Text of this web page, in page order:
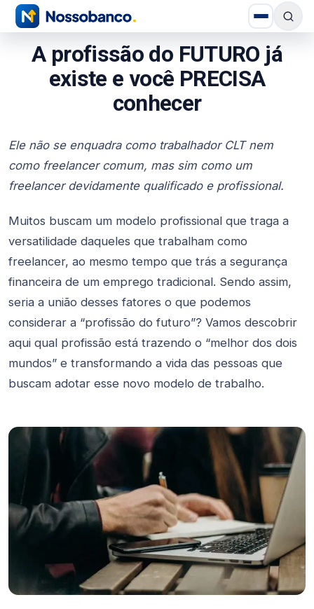
A profissão do FUTURO já
existe e você PRECISA
conhecer
Ele não se enquadra como trabalhador CLT nem
como freelancer comum, mas sim como um
freelancer devidamente qualificado e profissional.
Muitos buscam um modelo profissional que traga a
versatilidade daqueles que trabalham como
freelancer, ao mesmo tempo que trás a segurança
financeira de um emprego tradicional. Sendo assim,
seria a união desses fatores o que podemos
considerar a “profissão do futuro”? Vamos descobrir
aqui qual profissão está trazendo o “melhor dos dois
mundos” e transformando a vida das pessoas que
buscam adotar esse novo modelo de trabalho.